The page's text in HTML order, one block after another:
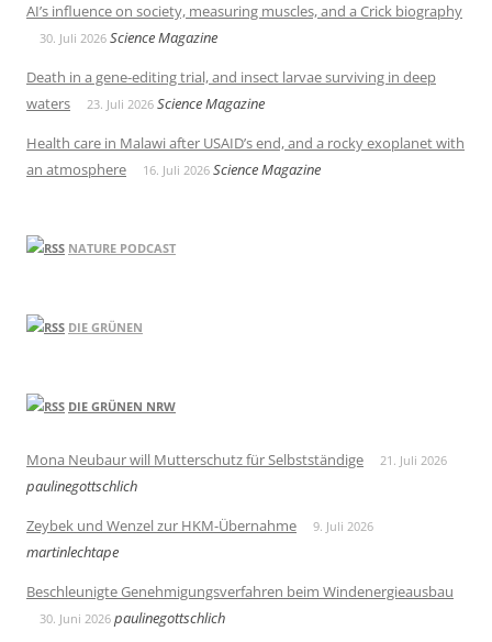
AI’s influence on society, measuring muscles, and a Crick biography
30. Juli 2026 Science Magazine
Death in a gene-editing trial, and insect larvae surviving in deep
waters
23. Juli 2026 Science Magazine
Health care in Malawi after USAID’s end, and a rocky exoplanet with
an atmosphere
16. Juli 2026 Science Magazine
NATURE PODCAST
DIE GRÜNEN
DIE GRÜNEN NRW
Mona Neubaur will Mutterschutz für Selbstständige 21. Juli 2026
paulinegottschlich
Zeybek und Wenzel zur HKM-Übernahme
9. Juli 2026
martinlechtape
Beschleunigte Genehmigungsverfahren beim Windenergieausbau
30. Juni 2026 paulinegottschlich